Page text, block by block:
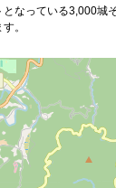
なっている3,000城
。